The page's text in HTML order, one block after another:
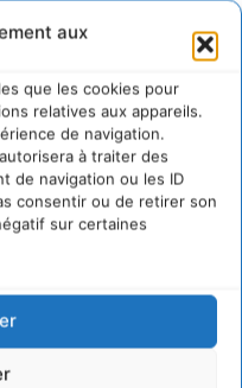
aux
que les cookies pour
relatives aux appareils.
de navigation.
à traiter des
de navigation ou les ID
consentir ou de retirer son
sur certaines
espèces vivantes
de Zoepolis
au
dans nos
lucidité transforme